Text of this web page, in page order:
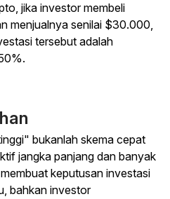
jika investor membeli
menjualnya senilai $30.000,
tersebut adalah
bukanlah skema cepat
jangka panjang dan banyak
keputusan investasi
bahkan investor